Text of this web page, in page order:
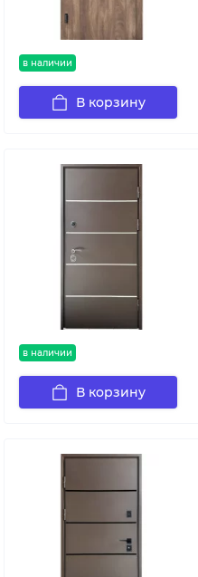
в наличии
В корзину
в наличии
В корзину